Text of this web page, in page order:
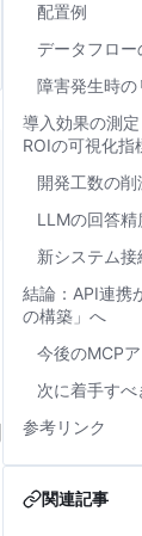
配置例
データフロー
障害発生時
導入効果の測
ROIの可視化指
開発工数の削
LLMの回答精
新システム
結論：API連携
の構築」へ
今後のMCP
次に着手す
参考リンク
関連記事